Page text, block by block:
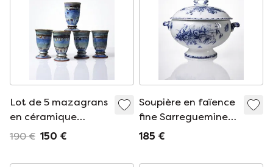
Lot de 5 mazagrans
en céramique
d’atelier émaillée,
190 € 150 €
Soupière en faïence
fine Sarreguemines
modèle Carmen,
XXe
185 €